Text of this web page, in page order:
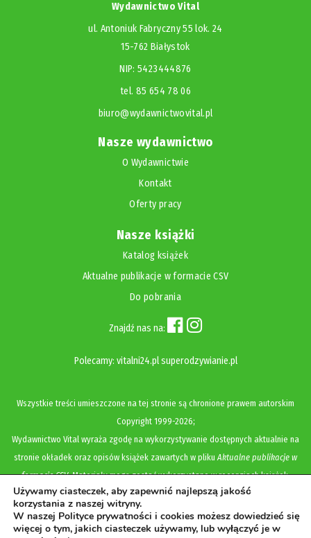
Wydawnictwo Vital
ul. Antoniuk Fabryczny 55 lok. 24
15-762 Białystok
NIP: 5423444876
tel. 85 654 78 06
biuro@wydawnictwovital.pl
Nasze wydawnictwo
O Wydawnictwie
Kontakt
Oferty pracy
Nasze książki
Katalog książek
Aktualne publikacje w formacie CSV
Do pobrania
Znajdź nas na:
Polecamy: vitalni24.pl superodzywianie.pl
Wszystkie treści umieszczone na tej stronie są chronione prawem autorskim
Copyright1999-2026;
Wydawnictwo Vital wyraża zgodę na wykorzystywanie dostępnych aktualnie na
stronie okładek oraz opisów książek zawartych w plikuAktualne publikacje w
formacie CSV. Materiały mogą zostać wykorzystane w recenzjach książek,
katalogach internetowych, bibliotecznych (OPAC) oraz materiałach promujących
legalną dystrybucję książek. Usunięcie materiału z ww. strony internetowej,
równoznaczne jest z cofnięciem udzielonej zgody.
Używamy ciasteczek, aby zapewnić najlepszą jakość
korzystania z naszej witryny.
W naszej Polityce prywatności i cookies możesz dowiedzieć się
więcej o tym, jakich ciasteczek używamy, lub wyłączyć je w